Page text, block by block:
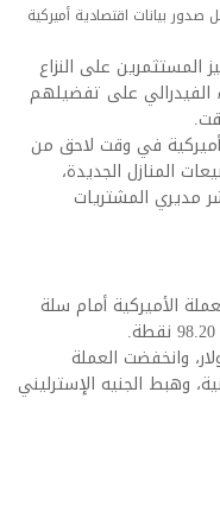
صدور بيانات اقتصادية أميركية
المستثمرين على النزاع
الفيدرالي على تفضيلهم
أميركية في وقت لاحق من
المنازل الجديدة،
مديري المشتريات
الأميركية أمام سلة
اليورو بنسبة 0.14% إلى 1.113 دولار، وانخفضت العملة
إلى 110 ينات يابانية، وهبط الجنيه الإسترليني